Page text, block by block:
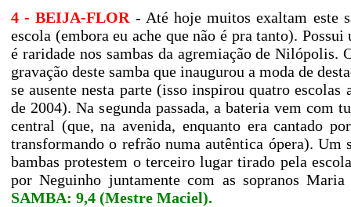
4 - BEIJA-FLOR - Até hoje muitos exaltam este
escola (embora eu ache que não é pra tanto).
é raridade nos sambas da agremiação de
gravação deste samba que inaugurou a moda de
se ausente nesta parte (isso inspirou quatro
de 2004). Na segunda passada, a bateria vem com
central (que, na avenida, enquanto era cantado
transformando o refrão numa autêntica ópera).
bambas protestem o terceiro lugar tirado pela
por Neguinho juntamente com as sopranos
SAMBA: 9,4 (Mestre Maciel).